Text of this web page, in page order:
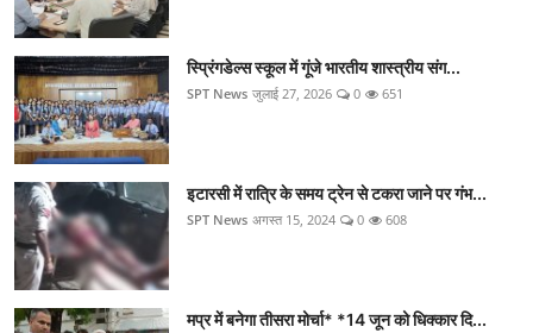
स्प्रिंगडेल्स स्कूल में गूंजे भारतीय शास्त्रीय संग...
SPT News जुलाई 27, 2026 0 651
इटारसी में रात्रि के समय ट्रेन से टकरा जाने पर गंभ...
SPT News अगस्त 15, 2024 0 608
मप्र में बनेगा तीसरा मोर्चा* *14 जून को धिक्कार दि...